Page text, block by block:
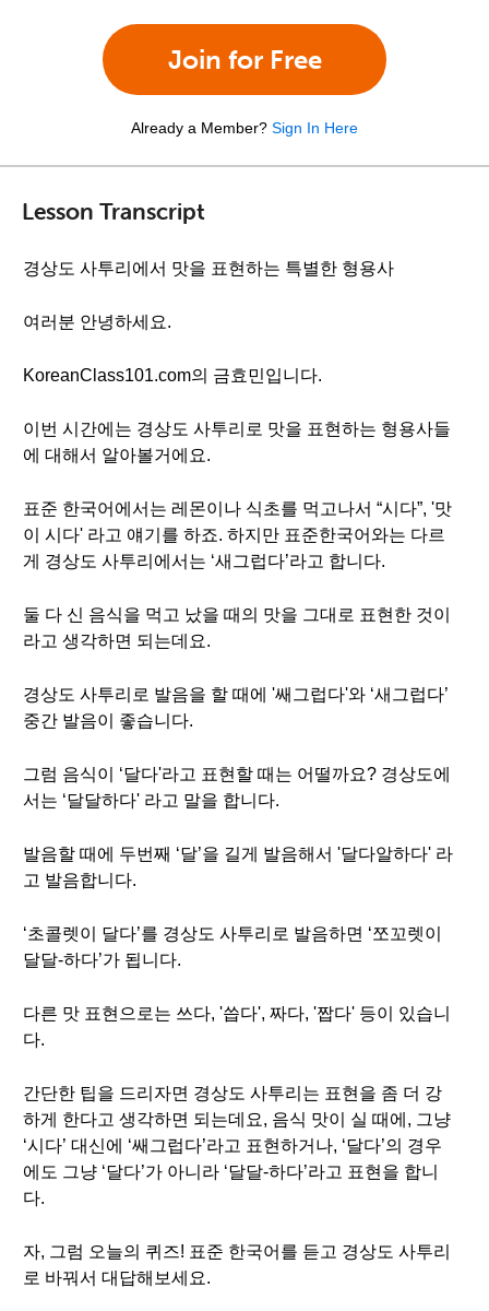
Join for Free
Already a Member? Sign In Here
Lesson Transcript
경상도 사투리에서 맛을 표현하는 특별한 형용사
여러분 안녕하세요.
KoreanClass101.com의 금효민입니다.
이번 시간에는 경상도 사투리로 맛을 표현하는 형용사들
에 대해서 알아볼거에요.
표준 한국어에서는 레몬이나 식초를 먹고나서 “시다”, '맛
이 시다' 라고 얘기를 하죠. 하지만 표준한국어와는 다르
게 경상도 사투리에서는 ‘새그럽다’라고 합니다.
둘 다 신 음식을 먹고 났을 때의 맛을 그대로 표현한 것이
라고 생각하면 되는데요.
경상도 사투리로 발음을 할 때에 '쌔그럽다'와 ‘새그럽다’
중간 발음이 좋습니다.
그럼 음식이 ‘달다'라고 표현할 때는 어떨까요? 경상도에
서는 ‘달달하다' 라고 말을 합니다.
발음할 때에 두번째 ‘달’을 길게 발음해서 '달다알하다' 라
고 발음합니다.
‘초콜렛이 달다’를 경상도 사투리로 발음하면 ‘쪼꼬렛이
달달-하다’가 됩니다.
다른 맛 표현으로는 쓰다, '씁다', 짜다, '짭다' 등이 있습니
다.
간단한 팁을 드리자면 경상도 사투리는 표현을 좀 더 강
하게 한다고 생각하면 되는데요, 음식 맛이 실 때에, 그냥
‘시다’ 대신에 ‘쌔그럽다’라고 표현하거나, ‘달다’의 경우
에도 그냥 ‘달다’가 아니라 ‘달달-하다’라고 표현을 합니
다.
자, 그럼 오늘의 퀴즈! 표준 한국어를 듣고 경상도 사투리
로 바꿔서 대답해보세요.